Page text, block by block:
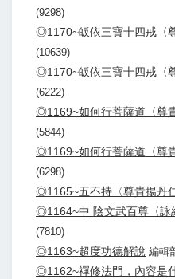
(9298)
◎1170~皈依三寶十四戒〈
(10639)
◎1170~皈依三寶十四戒〈
(6222)
◎1169~如何行菩薩道〈尊
(5844)
◎1169~如何行菩薩道〈尊
(6298)
◎1165~五不持〈尊貴揚丹
◎1164~中 陰文武百尊〈詠
(7810)
◎1163~超度功德解說 編輯
◎1162~禪修法門，內容是